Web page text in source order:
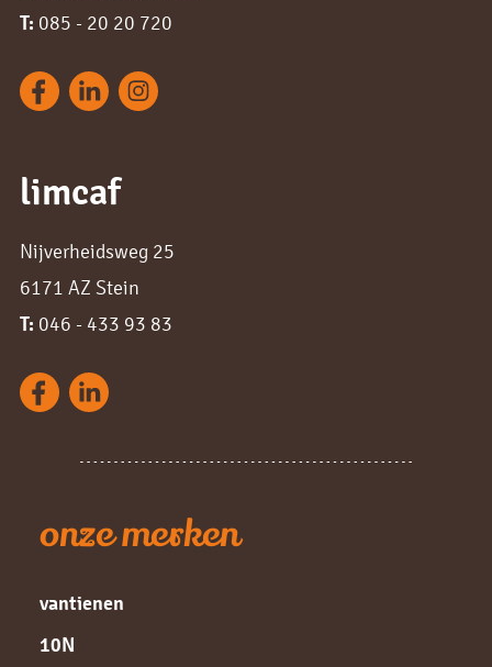
T: 085 - 20 20 720
limcaf
Nijverheidsweg 25
6171 AZ Stein
T: 046 - 433 93 83
onze merken
vantienen
10N